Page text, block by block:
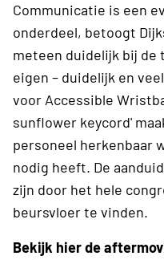
Communicatie is een
onderdeel, betoogt
meteen duidelijk bij de
eigen – duidelijk en
voor Accessible
sunflower keycord'
personeel herkenbaar
nodig heeft. De
zijn door het hele
beursvloer te vinden.
Bekijk hier de